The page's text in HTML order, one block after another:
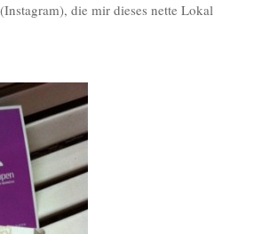
die mir dieses nette Lokal